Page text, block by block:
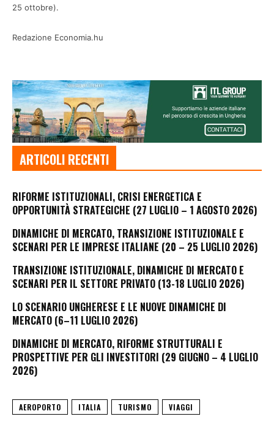
25 ottobre).
Redazione Economia.hu
ARTICOLI RECENTI
RIFORME ISTITUZIONALI, CRISI ENERGETICA E
OPPORTUNITÀ STRATEGICHE (27 LUGLIO – 1 AGOSTO 2026)
DINAMICHE DI MERCATO, TRANSIZIONE ISTITUZIONALE E
SCENARI PER LE IMPRESE ITALIANE (20 – 25 LUGLIO 2026)
TRANSIZIONE ISTITUZIONALE, DINAMICHE DI MERCATO E
SCENARI PER IL SETTORE PRIVATO (13-18 LUGLIO 2026)
LO SCENARIO UNGHERESE E LE NUOVE DINAMICHE DI
MERCATO (6–11 LUGLIO 2026)
DINAMICHE DI MERCATO, RIFORME STRUTTURALI E
PROSPETTIVE PER GLI INVESTITORI (29 GIUGNO – 4 LUGLIO
2026)
AEROPORTO ITALIA TURISMO VIAGGI